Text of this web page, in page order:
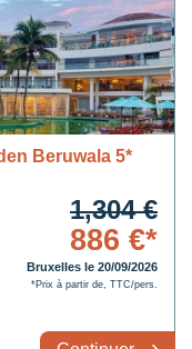
Beruwala 5*
1,304 €
886 €*
Bruxelles le 20/09/2026
*Prix à partir de, TTC/pers.